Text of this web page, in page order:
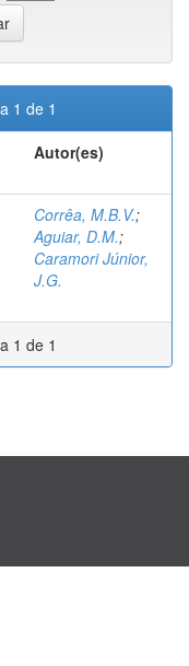
1 de 1
Autor(es)
Corrêa, M.B.V.;
Aguiar, D.M.;
Caramori Júnior,
J.G.
1 de 1